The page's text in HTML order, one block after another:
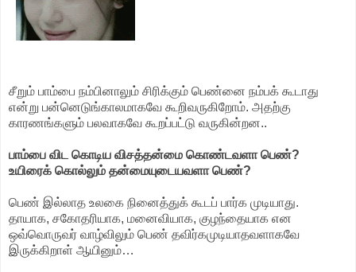
சீறும் பாம்பை நம்பினாலும் சிரிக்கும் பெண்னை நம்பக் கூடாது
என்று பன்னெடுங்காலமாகவே கூறிவருகிறோம். அதற்கு
காரணங்களும் பலவாகவே கூறப்பட்டு வருகின்றன..
பாம்பை விட கொடிய விசத்தன்மை கொண்டவளா பெண்?
உயிரைக் கொல்லும் தன்மையுடையவளா பெண்?
பெண் இல்லாத உலகை நினைத்துக் கூடப் பார்க முடியாது.
தாயாக, சகோதரியாக, மனைவியாக, குழந்தையாக என
ஒவ்வொருவர் வாழ்விலும் பெண் தவிர்கமுடியாதவளாகவே
இருக்கிறாள் ஆயினும்…